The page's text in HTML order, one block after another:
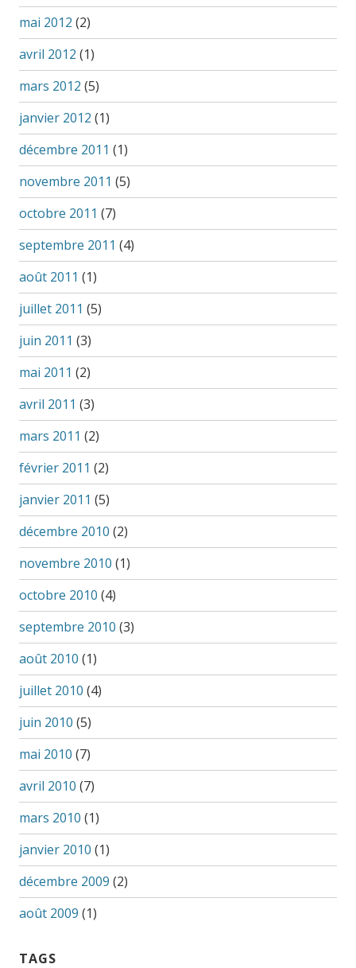
mai 2012 (2)
avril 2012 (1)
mars 2012 (5)
janvier 2012 (1)
décembre 2011 (1)
novembre 2011 (5)
octobre 2011 (7)
septembre 2011 (4)
août 2011 (1)
juillet 2011 (5)
juin 2011 (3)
mai 2011 (2)
avril 2011 (3)
mars 2011 (2)
février 2011 (2)
janvier 2011 (5)
décembre 2010 (2)
novembre 2010 (1)
octobre 2010 (4)
septembre 2010 (3)
août 2010 (1)
juillet 2010 (4)
juin 2010 (5)
mai 2010 (7)
avril 2010 (7)
mars 2010 (1)
janvier 2010 (1)
décembre 2009 (2)
août 2009 (1)
TAGS